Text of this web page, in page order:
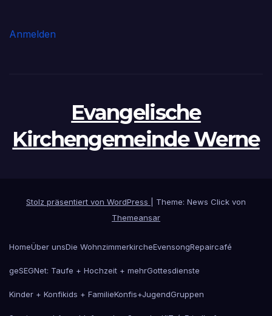
Anmelden
Evangelische
Kirchengemeinde Werne
Stolz präsentiert von WordPress
Theme: News Click von
Themeansar
HomeÜber unsDie WohnzimmerkircheEvensongRepaircafé
geSEGNet: Taufe + Hochzeit + mehrGottesdienste
Kinder + Konfikids + FamilieKonfis+JugendGruppen